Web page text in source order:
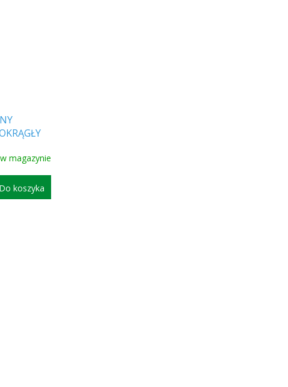
magazynie
Do koszyka